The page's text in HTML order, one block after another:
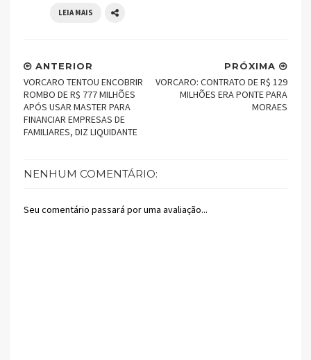
LEIA MAIS
PRÓXIMA
VORCARO: CONTRATO DE R$ 129
MILHÕES ERA PONTE PARA
MORAES
ANTERIOR
VORCARO TENTOU ENCOBRIR
ROMBO DE R$ 777 MILHÕES
APÓS USAR MASTER PARA
FINANCIAR EMPRESAS DE
FAMILIARES, DIZ LIQUIDANTE
NENHUM COMENTÁRIO:
Seu comentário passará por uma avaliação...